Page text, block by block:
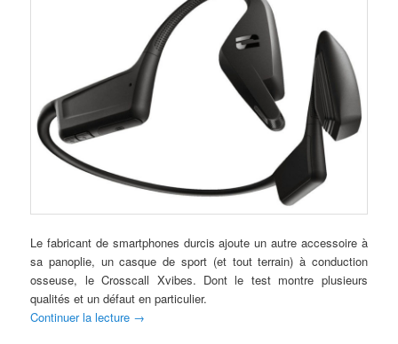
Le fabricant de smartphones durcis ajoute un autre accessoire à
sa panoplie, un casque de sport (et tout terrain) à conduction
osseuse, le Crosscall Xvibes. Dont le test montre plusieurs
qualités et un défaut en particulier.
Continuer la lecture →